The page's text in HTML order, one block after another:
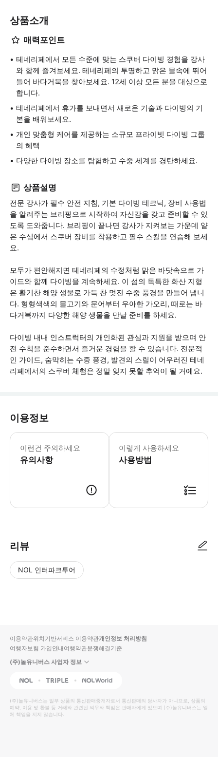
상품소개
매력포인트
테네리페에서 모든 수준에 맞는 스쿠버 다이빙 경험을 강사
와 함께 즐겨보세요. 테네리페의 투명하고 맑은 물속에 뛰어
들어 바다거북을 찾아보세요. 12세 이상 모든 분을 대상으로
합니다.
테네리페에서 휴가를 보내면서 새로운 기술과 다이빙의 기
본을 배워보세요.
개인 맞춤형 케어를 제공하는 소규모 프라이빗 다이빙 그룹
의 혜택
다양한 다이빙 장소를 탐험하고 수중 세계를 경탄하세요.
상품설명
전문 강사가 필수 안전 지침, 기본 다이빙 테크닉, 장비 사용법
을 알려주는 브리핑으로 시작하여 자신감을 갖고 준비할 수 있
도록 도와줍니다. 브리핑이 끝나면 강사가 지켜보는 가운데 얕
은 수심에서 스쿠버 장비를 착용하고 필수 스킬을 연습해 보세
요.
모두가 편안해지면 테네리페의 수정처럼 맑은 바닷속으로 가
이드와 함께 다이빙을 계속하세요. 이 섬의 독특한 화산 지형
은 활기찬 해양 생물로 가득 찬 멋진 수중 풍경을 만들어 냅니
다. 형형색색의 물고기와 문어부터 우아한 가오리, 때로는 바
다거북까지 다양한 해양 생물을 만날 준비를 하세요.
다이빙 내내 인스트럭터의 개인화된 관심과 지원을 받으며 안
전 수칙을 준수하면서 즐거운 경험을 할 수 있습니다. 전문적
인 가이드, 숨막히는 수중 풍경, 발견의 스릴이 어우러진 테네
리페에서의 스쿠버 체험은 정말 잊지 못할 추억이 될 거예요.
이용정보
이런건 주의하세요
유의사항
스쿠버 다이빙 후 최소 12~24시간 동
이렇게 사용하세요
사용방법
리뷰
NOL 인터파크투어
입니
다.
높
은
순
동
영
상
순
상
이용약관위치기반서비스 이용약관개인정보 처리방침
여행자보험 가입안내여행약관분쟁해결기준
(주)놀유니버스 사업자 정보
NOL Triple Interpark Global
(주)놀유니버스는 일부 상품의 통신판매중개자로서 통신판매의 당사자가 아니므로, 상품의
예약, 이용 및 환불 등 거래와 관련된 의무와 책임은 판매자에게 있으며 (주)놀유니버스는 일
체 책임을 지지 않습니다.